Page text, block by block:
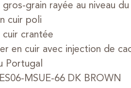
gros-grain rayée au niveau
cuir poli
cuir crantée
en cuir avec injection de
Portugal
MSUE-66 DK BROWN